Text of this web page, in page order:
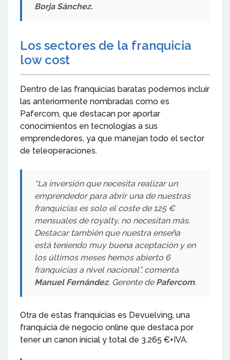
Borja Sánchez.
Los sectores de la franquicia
low cost
Dentro de las franquicias baratas podemos incluir
las anteriormente nombradas como es
Pafercom, que destacan por aportar
conocimientos en tecnologías a sus
emprendedores, ya que manejan todo el sector
de teleoperaciones.
“La inversión que necesita realizar un
emprendedor para abrir una de nuestras
franquicias es solo el coste de 125 €
mensuales de royalty, no necesitan más.
Destacar también que nuestra enseña
está teniendo muy buena aceptación y en
los últimos meses hemos abierto 6
franquicias a nivel nacional”, comenta
Manuel Fernández, Gerente dePafercom.
Otra de estas franquicias es Devuelving, una
franquicia de negocio online que destaca por
tener un canon inicial y total de 3.265 €+IVA.